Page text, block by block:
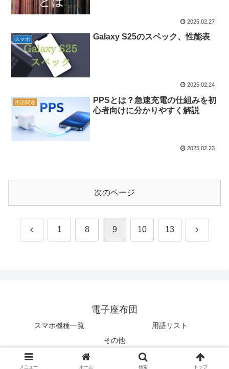
2025.02.27
スマホ Galaxy S25のスペック、性能表
2025.02.24
用語関連
PPSとは？急速充電の仕組みを初
心者向けに分かりやすく解説
2025.02.23
次のページ
前 1 8 9 10 13 次
電子座布団
スマホ機種一覧
用語リスト
その他
© 2024 電子座布団.
メニュー ホーム 検索 トップ